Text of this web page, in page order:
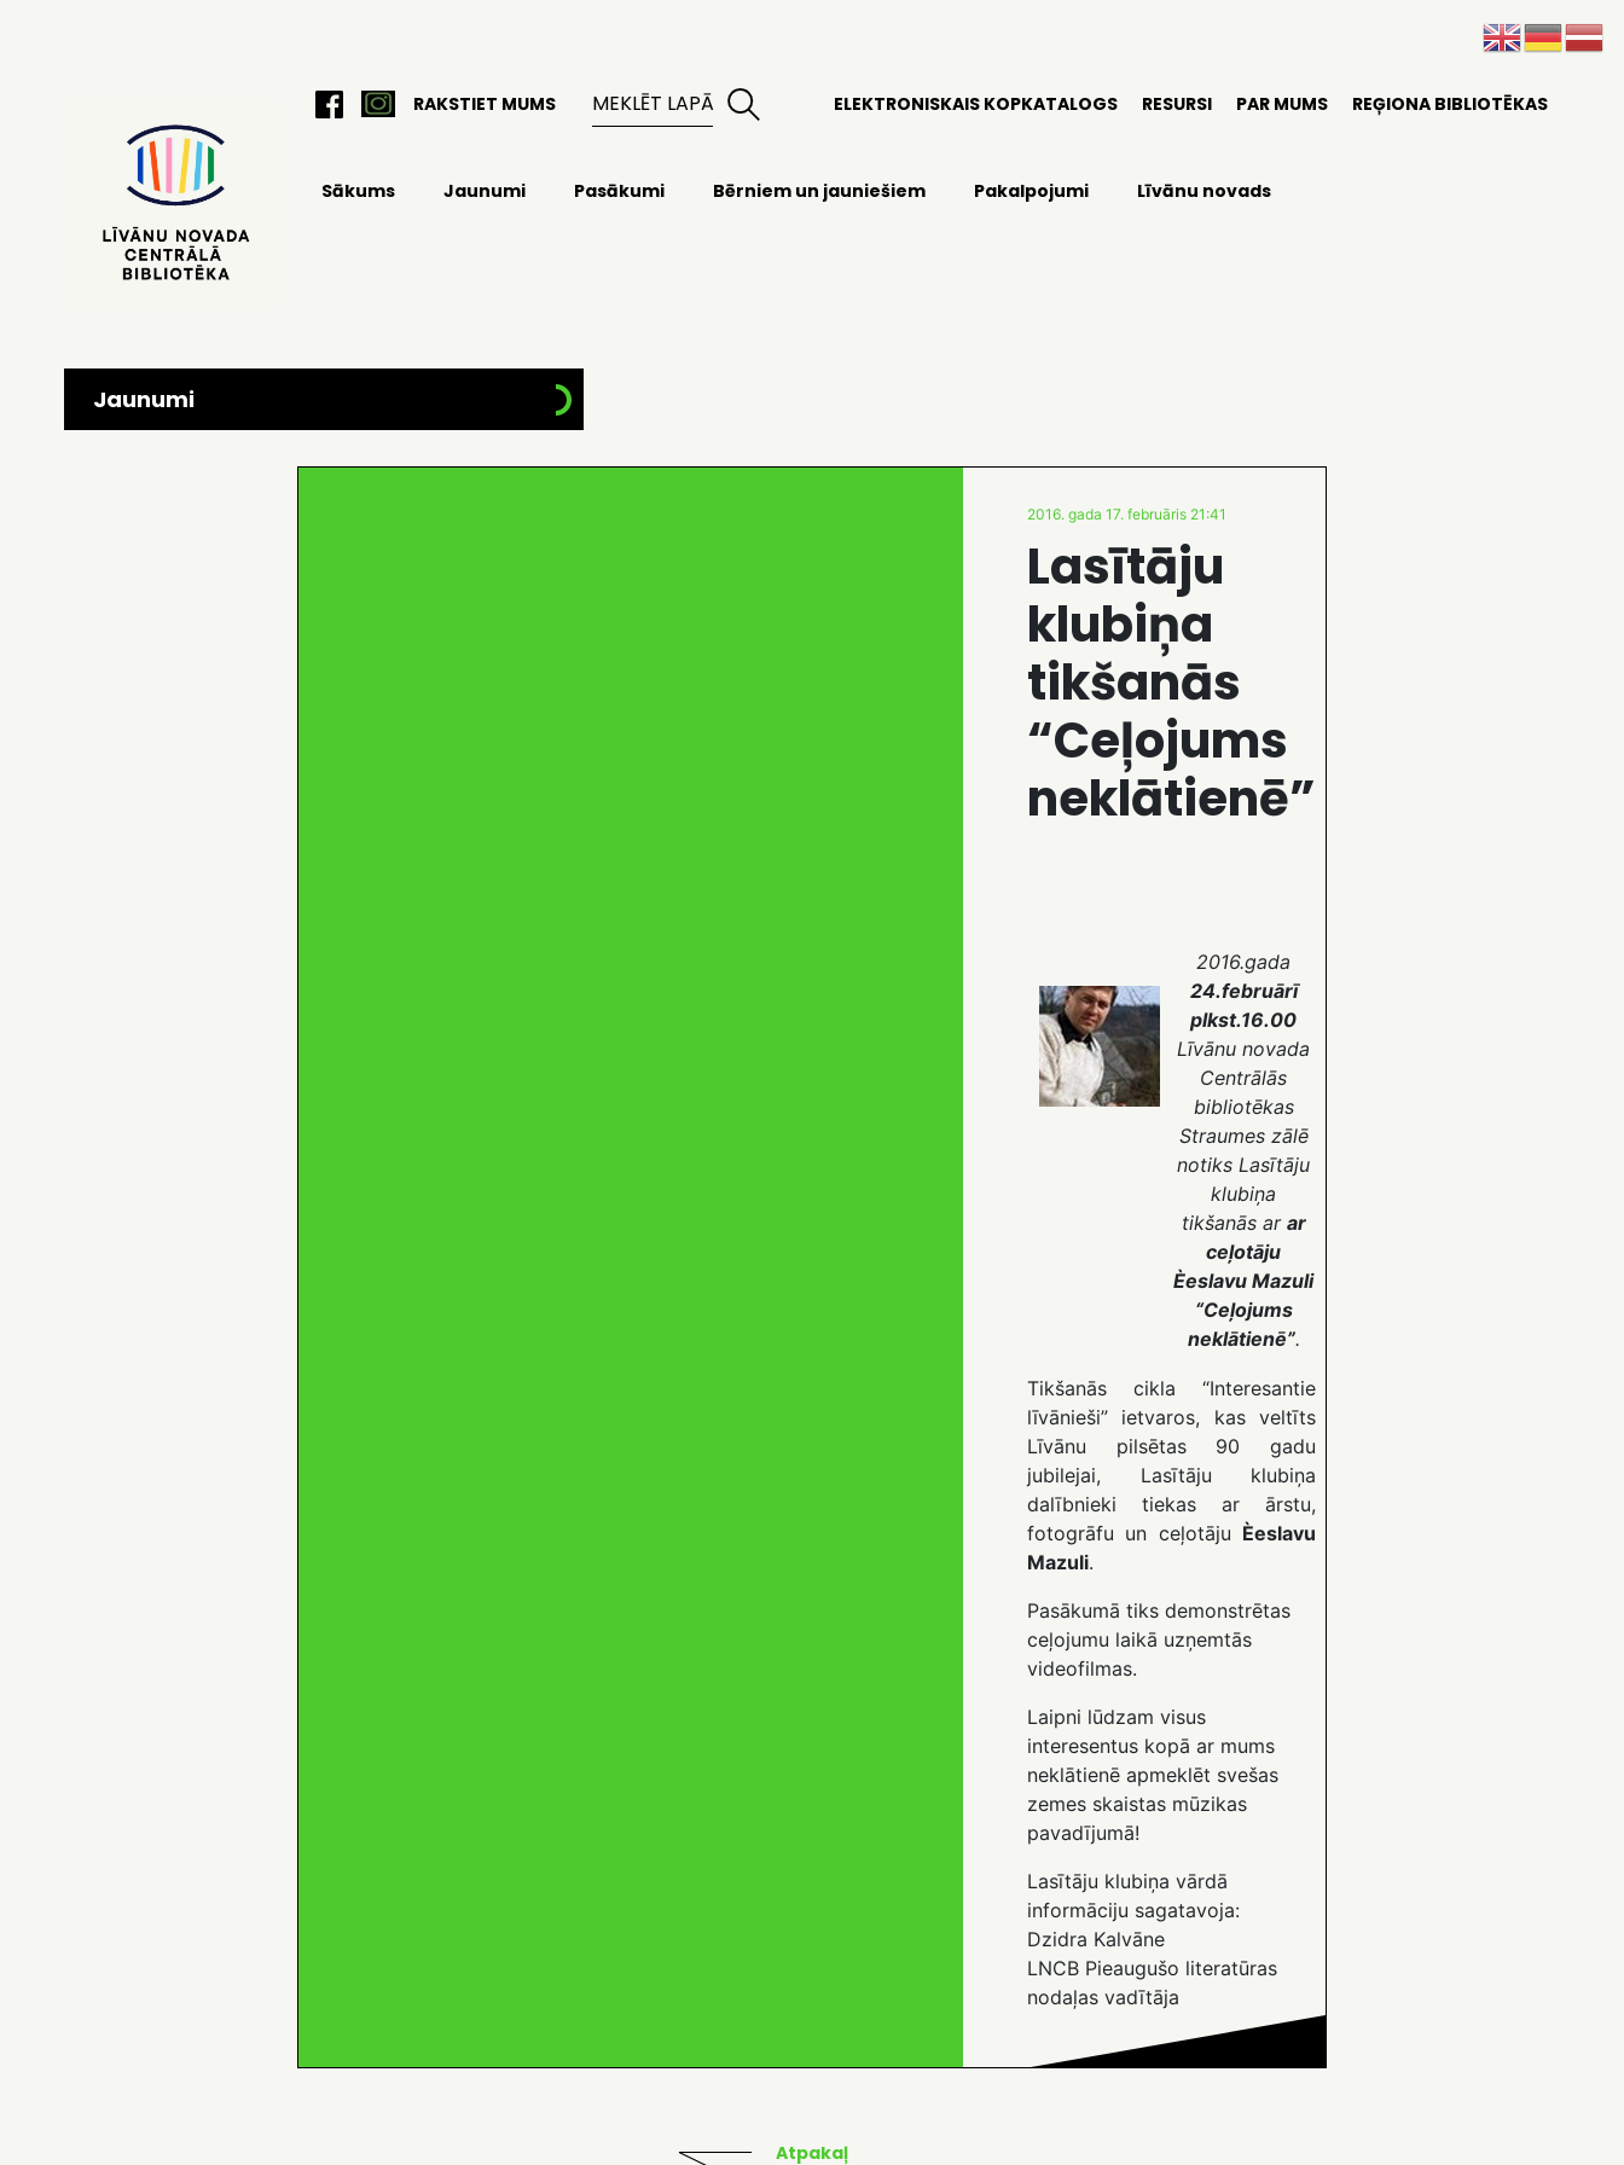
RAKSTIET MUMS ELEKTRONISKAIS KOPKATALOGS RESURSI PAR MUMS REĢIONA BIBLIOTĒKAS
Sākums Jaunumi Pasākumi Bērniem un jauniešiem Pakalpojumi Līvānu novads
Jaunumi
2016. gada 17. februāris 21:41
Lasītāju
klubiņa
tikšanās
“Ceļojums
neklātienē”
2016.gada
24.februārī
plkst.16.00
Līvānu novada
Centrālās
bibliotēkas
Straumes zālē
notiks Lasītāju
klubiņa
tikšanās ar ar
ceļotāju
Èeslavu Mazuli
“Ceļojums
neklātienē”.
Tikšanās cikla “Interesantie
līvānieši” ietvaros, kas veltīts
Līvānu pilsētas 90 gadu
jubilejai, Lasītāju klubiņa
dalībnieki tiekas ar ārstu,
fotogrāfu un ceļotāju Èeslavu
Mazuli.
Pasākumā tiks demonstrētas
ceļojumu laikā uzņemtās
videofilmas.
Laipni lūdzam visus
interesentus kopā ar mums
neklātienē apmeklēt svešas
zemes skaistas mūzikas
pavadījumā!
Lasītāju klubiņa vārdā
informāciju sagatavoja:
Dzidra Kalvāne
LNCB Pieaugušo literatūras
nodaļas vadītāja
Atpakaļ